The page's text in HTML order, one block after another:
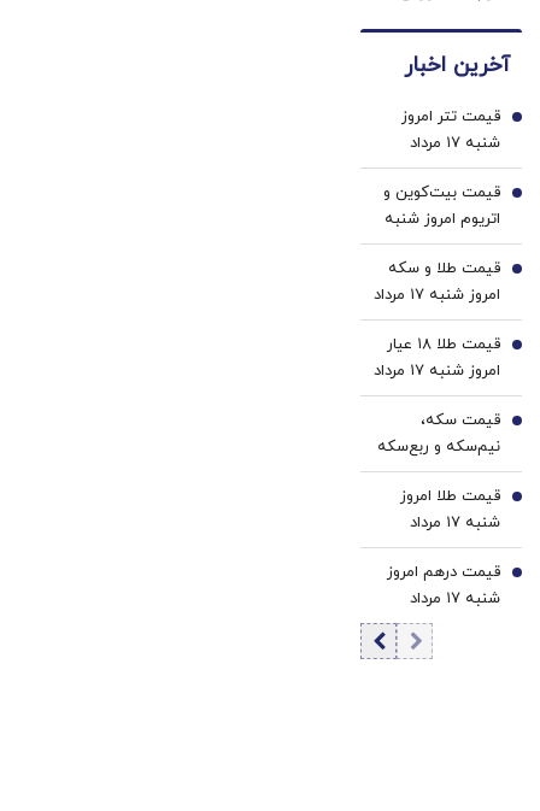
توضیح می‌دهد
خانگی
اسپیرولینا50%تخفیفژل
کننده
دندان!
خرید40%تخفیف
آخرین اخبار
قیمت تتر امروز
شنبه ۱۷ مرداد
1405 / کاهش
قیمت تتر
1
قیمت بیت‌کوین و
اتریوم امروز شنبه
۱۷ مرداد ۱۴۰۵/
کاهش قیمت
بیت‌کوین
2
قیمت طلا و سکه
امروز شنبه ۱۷ مرداد
۱۴۰۵/افزایش
قیمت طلا و سکه
3
قیمت طلا ۱۸ عیار
امروز شنبه ۱۷ مرداد
۱۴۰۵/افزایش
قیمت طلا
4
قیمت سکه،
نیم‌سکه و ربع‌سکه
امروز شنبه ۱۷ مرداد
۱۴۰۵/ افزایش
قیمت سکه
5
قیمت طلا امروز
شنبه ۱۷ مرداد
۱۴۰۵/ افزایش
قیمت طلا
6
قیمت درهم امروز
شنبه ۱۷ مرداد
۱۴۰۵/ افزایش
قیمت درهم
7